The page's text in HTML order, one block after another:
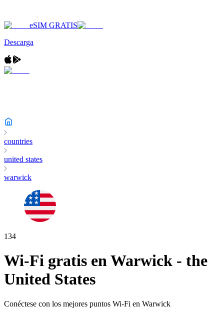
eSIM GRATIS
Descarga
countries
united states
warwick
134
Wi-Fi gratis enWarwick - the
United States
Conéctese con los mejores puntos Wi-Fi en Warwick